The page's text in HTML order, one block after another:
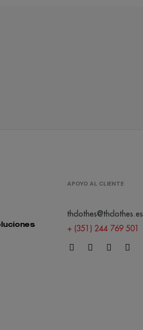
APOYO AL CLIENTE
thclothes@thclothes.es
+ (351) 244 769 501